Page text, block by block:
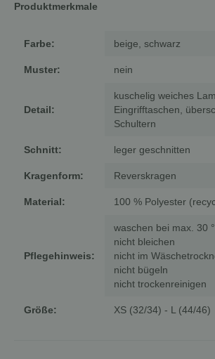
Produktmerkmale
Farbe: beige, schwarz
Muster: nein
Detail:
kuschelig weiches
Eingrifftaschen,
Schultern
Schnitt: leger geschnitten
Kragenform: Reverskragen
Material: 100 % Polyester
Pflegehinweis:
waschen bei max. 30
nicht bleichen
nicht im
nicht bügeln
nicht trockenreinigen
Größe: XS (32/34) - L (44/46)